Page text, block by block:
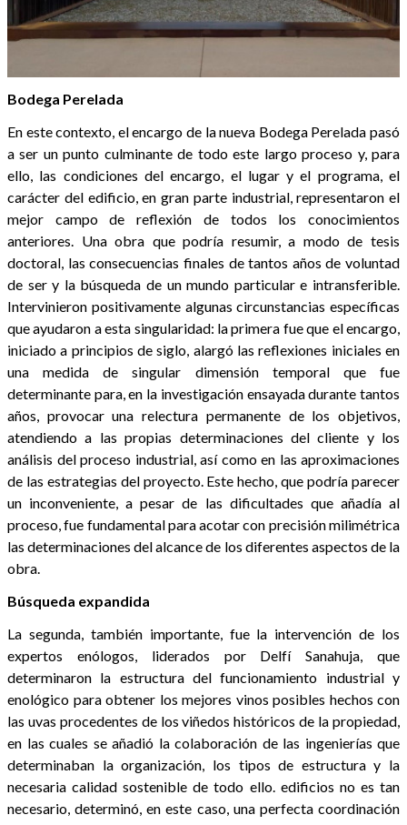
Bodega Perelada
En este contexto, el encargo de la nueva Bodega Perelada pasó
a ser un punto culminante de todo este largo proceso y, para
ello, las condiciones del encargo, el lugar y el programa, el
carácter del edificio, en gran parte industrial, representaron el
mejor campo de reflexión de todos los conocimientos
anteriores. Una obra que podría resumir, a modo de tesis
doctoral, las consecuencias finales de tantos años de voluntad
de ser y la búsqueda de un mundo particular e intransferible.
Intervinieron positivamente algunas circunstancias específicas
que ayudaron a esta singularidad: la primera fue que el encargo,
iniciado a principios de siglo, alargó las reflexiones iniciales en
una medida de singular dimensión temporal que fue
determinante para, en la investigación ensayada durante tantos
años, provocar una relectura permanente de los objetivos,
atendiendo a las propias determinaciones del cliente y los
análisis del proceso industrial, así como en las aproximaciones
de las estrategias del proyecto. Este hecho, que podría parecer
un inconveniente, a pesar de las dificultades que añadía al
proceso, fue fundamental para acotar con precisión milimétrica
las determinaciones del alcance de los diferentes aspectos de la
obra.
Búsqueda expandida
La segunda, también importante, fue la intervención de los
expertos enólogos, liderados por Delfí Sanahuja, que
determinaron la estructura del funcionamiento industrial y
enológico para obtener los mejores vinos posibles hechos con
las uvas procedentes de los viñedos históricos de la propiedad,
en las cuales se añadió la colaboración de las ingenierías que
determinaban la organización, los tipos de estructura y la
necesaria calidad sostenible de todo ello. edificios no es tan
necesario, determinó, en este caso, una perfecta coordinación